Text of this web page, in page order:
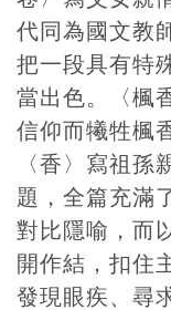
代同為國文教
把一段具有特
當出色。〈楓
信仰而犧牲楓
〈香〉寫祖
題，全篇充滿
對比隱喻，而
開作結，扣住
發現眼疾、尋